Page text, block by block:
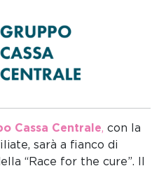
Cassa Centrale, con la
sarà a fianco di
“Race for the cure”. Il